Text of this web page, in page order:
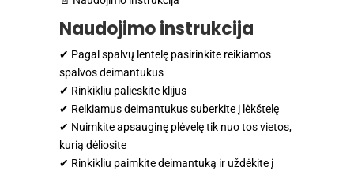
Naudojimo instrukcija
✔ Pagal spalvų lentelę pasirinkite reikiamos
spalvos deimantukus
✔ Rinkikliu palieskite klijus
✔ Reikiamus deimantukus suberkite į lėkštelę
✔ Nuimkite apsauginę plėvelę tik nuo tos vietos,
kurią dėliosite
✔ Rinkikliu paimkite deimantuką ir uždėkite į